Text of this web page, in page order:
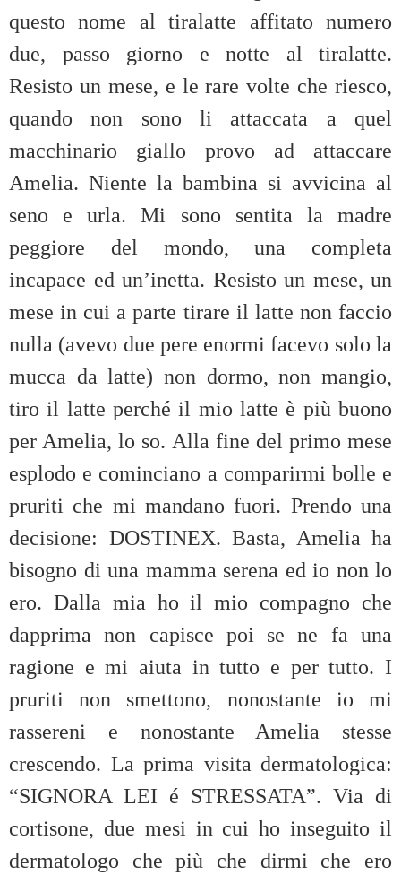
questo nome al tiralatte affitato numero
due, passo giorno e notte al tiralatte.
Resisto un mese, e le rare volte che riesco,
quando non sono li attaccata a quel
macchinario giallo provo ad attaccare
Amelia. Niente la bambina si avvicina al
seno e urla. Mi sono sentita la madre
peggiore del mondo, una completa
incapace ed un’inetta. Resisto un mese, un
mese in cui a parte tirare il latte non faccio
nulla (avevo due pere enormi facevo solo la
mucca da latte) non dormo, non mangio,
tiro il latte perché il mio latte è più buono
per Amelia, lo so. Alla fine del primo mese
esplodo e cominciano a comparirmi bolle e
pruriti che mi mandano fuori. Prendo una
decisione: DOSTINEX. Basta, Amelia ha
bisogno di una mamma serena ed io non lo
ero. Dalla mia ho il mio compagno che
dapprima non capisce poi se ne fa una
ragione e mi aiuta in tutto e per tutto. I
pruriti non smettono, nonostante io mi
rassereni e nonostante Amelia stesse
crescendo. La prima visita dermatologica:
“SIGNORA LEI é STRESSATA”. Via di
cortisone, due mesi in cui ho inseguito il
dermatologo che più che dirmi che ero